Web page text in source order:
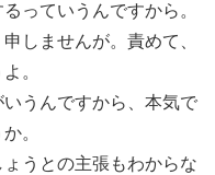
っていうんですから。
しませんが。責めて、
。
うんですから、本気で
。
うとの主張もわからな